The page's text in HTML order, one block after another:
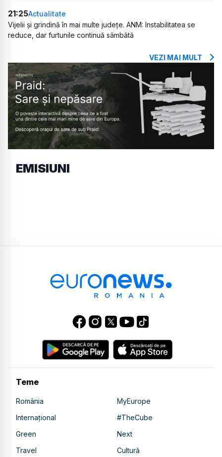
21:25Actualitate
Vijelii și grindină în mai multe județe. ANM: Instabilitatea se
reduce, dar furtunile continuă sâmbătă
VEZI MAI MULT
EMISIUNI
Teme
România
MyEurope
Internațional
#TheCube
Green
Next
Travel
Cultură